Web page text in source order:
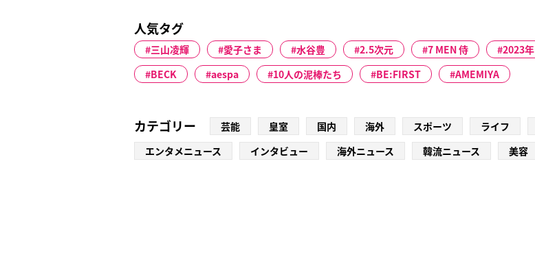
人気タグ
三山凌輝 愛子さま 水谷豊 2.5次元 7 MEN 侍 2023年
BECK
aespa 10人の泥棒たち BE:FIRST AMEMIYA
カテゴリー 芸能 皇室 国内 海外 スポーツ ライフ
エンタメニュース
インタビュー 海外ニュース 韓流ニュース 美容